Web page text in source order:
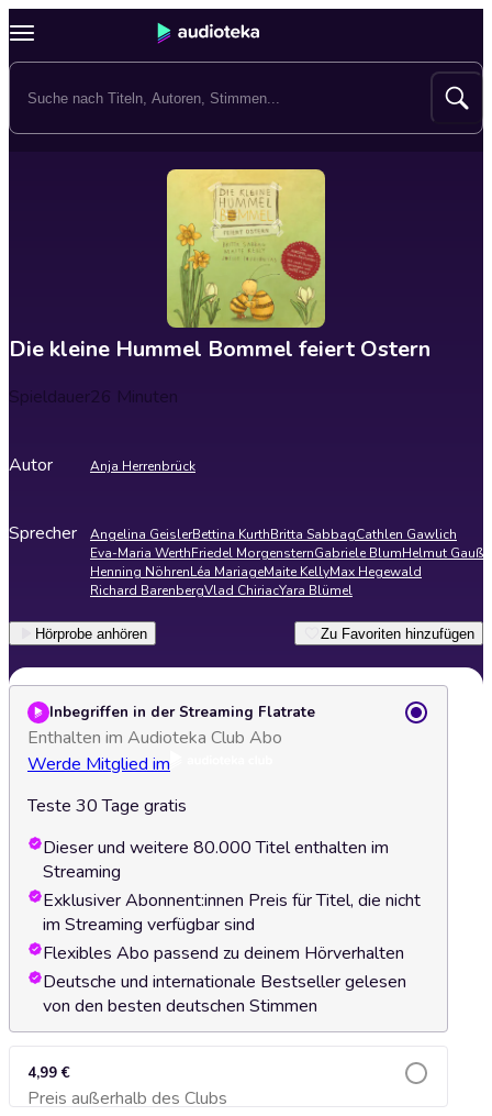
Die kleine Hummel Bommel feiert Ostern
Spieldauer26 Minuten
Autor Anja Herrenbrück
Sprecher Angelina GeislerBettina KurthBritta SabbagCathlen Gawlich
Eva-Maria WerthFriedel MorgensternGabriele BlumHelmut Gauß
Henning NöhrenLéa MariageMaite KellyMax Hegewald
Richard BarenbergVlad ChiriacYara Blümel
Hörprobe anhören Zu Favoriten hinzufügen
Inbegriffen in der Streaming Flatrate
Enthalten im Audioteka Club Abo
Werde Mitglied im
Teste 30 Tage gratis
Dieser und weitere 80.000 Titel enthalten im
Streaming
Exklusiver Abonnent:innen Preis für Titel, die nicht
im Streaming verfügbar sind
Flexibles Abo passend zu deinem Hörverhalten
Deutsche und internationale Bestseller gelesen
von den besten deutschen Stimmen
4,99 €
Preis außerhalb des ClubsZum Warenkorb hinzufügen